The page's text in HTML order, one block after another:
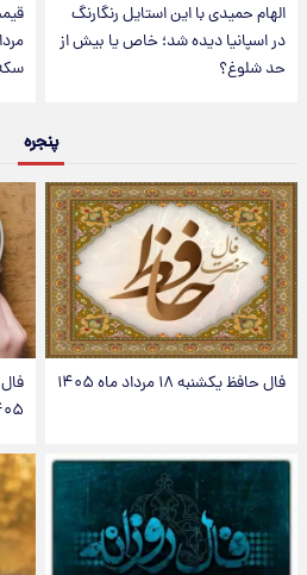
الهام حمیدی با این استایل رنگارنگ
در اسپانیا دیده شد؛ خاص یا بیش از
حد شلوغ؟
سکه
پنجره
فال حافظ یکشنبه ۱۸ مرداد ماه ۱۴۰۵
۱۴۰۵